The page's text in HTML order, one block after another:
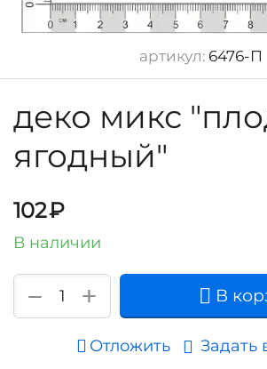
артикул: 6476-П
деко микс
ягодный"
102₽
В наличии
+
− В
Отложить Задать